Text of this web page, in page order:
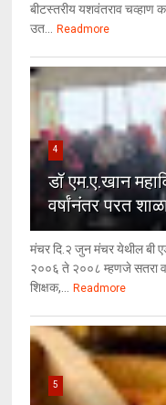
बीटस्तरीय यशवंतराव चव्हाण
उत... Readmore
4
डॉ एम.ए.खान
वर्षांनंतर परत
मंचर दि.२ जुन मंचर येथील बी
२००६ ते २००८ म्हणजे सतरा
शिक्षक,... Readmore
5